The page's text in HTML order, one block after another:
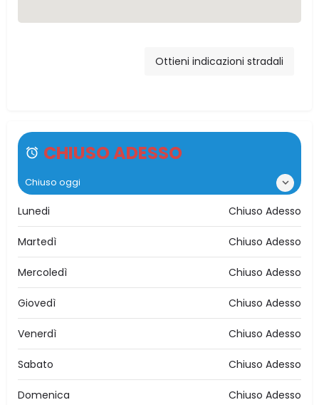
Ottieni indicazioni stradali
CHIUSO ADESSO
Chiuso oggi
Lunedi Chiuso Adesso
Martedì Chiuso Adesso
Mercoledì Chiuso Adesso
Giovedì Chiuso Adesso
Venerdì Chiuso Adesso
Sabato Chiuso Adesso
Domenica Chiuso Adesso